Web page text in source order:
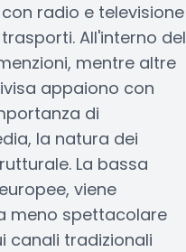
radio e televisione
All'interno del
mentre altre
appaiono con
di
la natura dei
La bassa
viene
meno spettacolare
canali tradizionali